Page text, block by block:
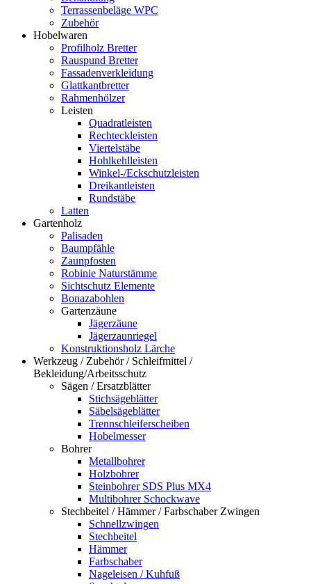
Terrassenbeläge WPC
Zubehör
Hobelwaren
Profilholz Bretter
Rauspund Bretter
Fassadenverkleidung
Glattkantbretter
Rahmenhölzer
Leisten
Quadratleisten
Rechteckleisten
Viertelstäbe
Hohlkehlleisten
Winkel-/Eckschutzleisten
Dreikantleisten
Rundstäbe
Latten
Gartenholz
Palisaden
Baumpfähle
Zaunpfosten
Robinie Naturstämme
Sichtschutz Elemente
Bonazabohlen
Gartenzäune
Jägerzäune
Jägerzaunriegel
Konstruktionsholz Lärche
Werkzeug / Zubehör / Schleifmittel /
Bekleidung/Arbeitsschutz
Sägen / Ersatzblätter
Stichsägeblätter
Säbelsägeblätter
Trennschleiferscheiben
Hobelmesser
Bohrer
Metallbohrer
Holzbohrer
Steinbohrer SDS Plus MX4
Multibohrer Schockwave
Stechbeitel / Hämmer / Farbschaber Zwingen
Schnellzwingen
Stechbeitel
Hämmer
Farbschaber
Nageleisen / Kuhfuß